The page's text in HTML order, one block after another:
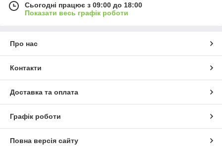
Сьогодні працює з 09:00 до 18:00
Показати весь графік роботи
Про нас
Контакти
Доставка та оплата
Графік роботи
Повна версія сайту